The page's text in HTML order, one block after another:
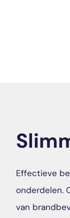
Effectieve
onderdelen.
van